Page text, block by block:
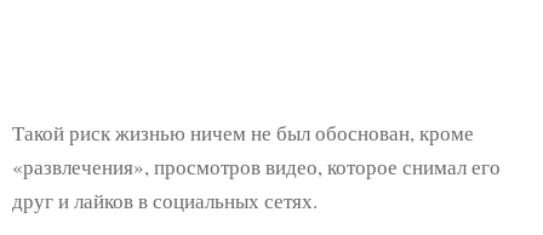
Такой риск жизнью ничем не был обоснован, кроме
«развлечения», просмотров видео, которое снимал его
друг и лайков в социальных сетях.